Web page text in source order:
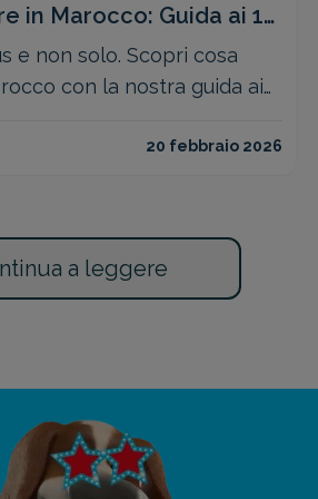
in Marocco: Guida ai 10
e non solo. Scopri cosa
con la nostra guida ai
20 febbraio 2026
a leggere